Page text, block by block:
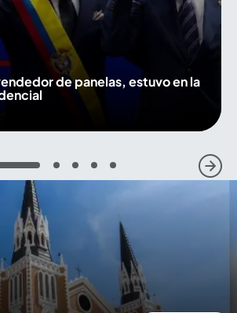
de panelas, estuvo en la
1 2 3 4 5